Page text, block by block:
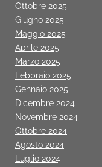
Ottobre 2025
Giugno 2025
Maggio 2025
Aprile 2025
Marzo 2025
Febbraio 2025
Gennaio 2025
Dicembre 2024
Novembre 2024
Ottobre 2024
Agosto 2024
Luglio 2024